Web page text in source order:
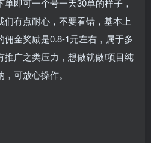
即可一个号一天30单的样子，
有点耐心，不要看错，基本上
金奖励是0.8-1元左右，属于多
推广之类压力，想做就做!项目纯
可放心操作。